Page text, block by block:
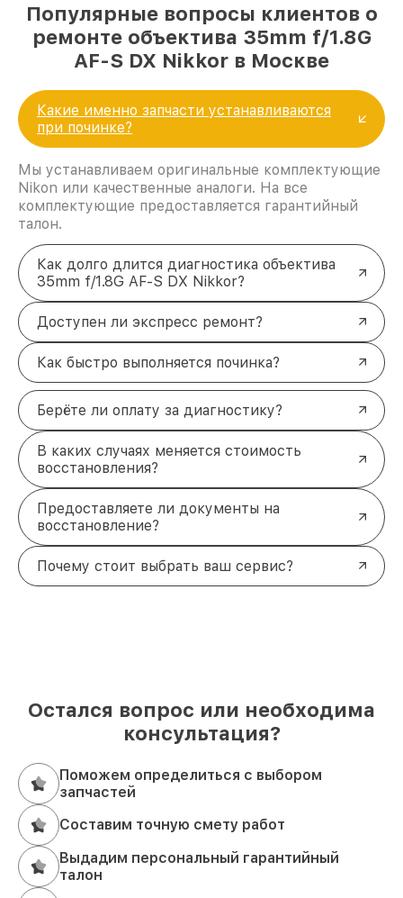
Популярные вопросы клиентов о
ремонте объектива 35mm f/1.8G
AF-S DX Nikkor в Москве
Какие именно запчасти устанавливаются
при починке?
Мы устанавливаем оригинальные комплектующие
Nikon или качественные аналоги. На все
комплектующие предоставляется гарантийный
талон.
Как долго длится диагностика объектива
35mm f/1.8G AF-S DX Nikkor?
Доступен ли экспресс ремонт?
Как быстро выполняется починка?
Берёте ли оплату за диагностику?
В каких случаях меняется стоимость
восстановления?
Предоставляете ли документы на
восстановление?
Почему стоит выбрать ваш сервис?
Остался вопрос или необходима
консультация?
Поможем определиться с выбором
запчастей
Составим точную смету работ
Выдадим персональный гарантийный
талон